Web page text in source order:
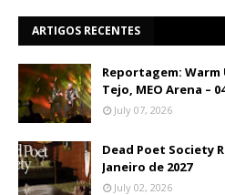
ARTIGOS RECENTES
Reportagem: Warm
Tejo, MEO Arena –
July 07, 2026
Dead Poet Society
Janeiro de 2027
July 02, 2026